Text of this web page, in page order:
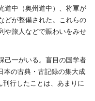
道中（奥州道中）、将軍が
どが整備された。これらの
や旅人などで賑わいをみせ
己一がいる。盲目の国学者
本の古典・古記録の集大成
行したことは、あまりに